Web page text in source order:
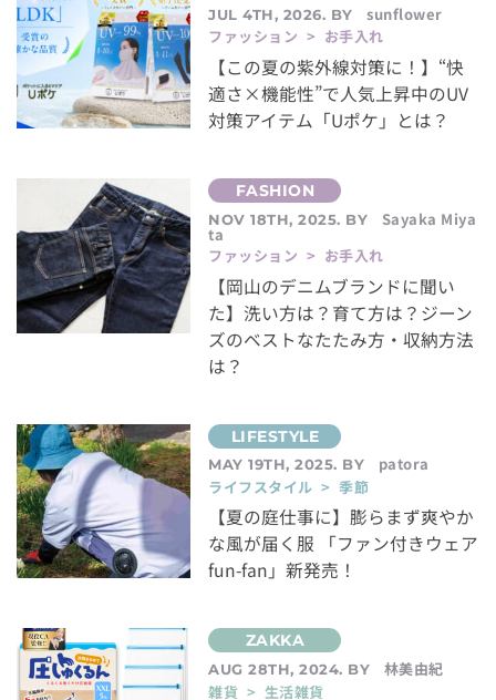
JUL 4TH, 2026. BY
sunflower
ファッション > お手入れ
【この夏の紫外線対策に！】“快
適さ×機能性”で人気上昇中のUV
対策アイテム「Uポケ」とは？
NOV 18TH, 2025. BY Sayaka Miya
ta
ファッション > お手入れ
【岡山のデニムブランドに聞い
た】洗い方は？育て方は？ジーン
ズのベストなたたみ方・収納方法
は？
MAY 19TH, 2025. BY
patora
ライフスタイル > 季節
【夏の庭仕事に】膨らまず爽やか
な風が届く服 「ファン付きウェア
fun-fan」新発売！
AUG 28TH, 2024. BY
林美由紀
雑貨 > 生活雑貨